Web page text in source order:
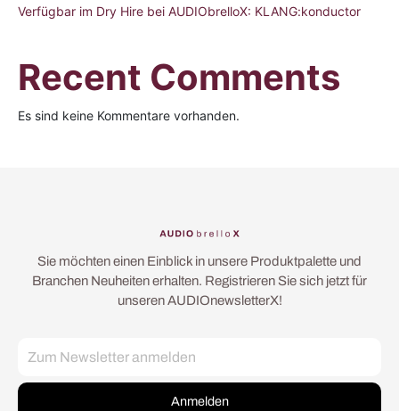
Verfügbar im Dry Hire bei AUDIObrelloX: KLANG:konductor
Recent Comments
Es sind keine Kommentare vorhanden.
Sie möchten einen Einblick in unsere Produktpalette und
Branchen Neuheiten erhalten. Registrieren Sie sich jetzt für
unseren AUDIOnewsletterX!
Anmelden